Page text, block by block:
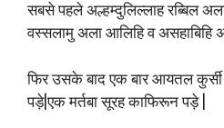
सबसे पहले अल्हम्दुलिल्लाह रब्बिल
वस्सलामु अला आलिहि व असहाबिहि
फिर उसके बाद एक बार आयतल
पड़े|एक मर्तबा सूरह काफिरून पड़े |